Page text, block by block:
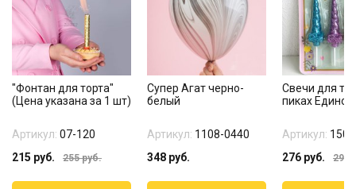
"Фонтан для торта"
(Цена указана за 1 шт)
Артикул: 07-120
215 руб. 255руб.
Супер Агат черно-
белый
Артикул: 1108-0440
348 руб.
Свечи для
пиках
Артикул:
276 руб. 299